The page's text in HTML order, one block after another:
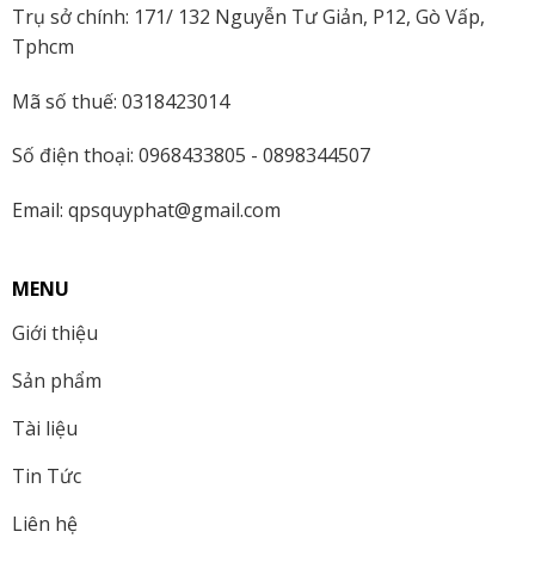
Trụ sở chính: 171/ 132 Nguyễn Tư Giản, P12, Gò Vấp,
Tphcm
Mã số thuế: 0318423014
Số điện thoại: 0968433805 - 0898344507
Email: qpsquyphat@gmail.com
MENU
Giới thiệu
Sản phẩm
Tài liệu
Tin Tức
Liên hệ